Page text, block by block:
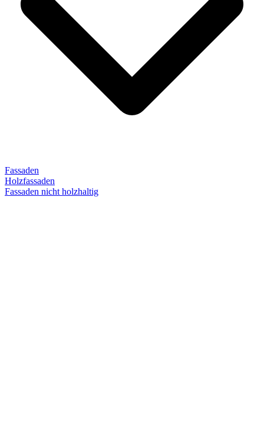
Fassaden
Holzfassaden
Fassaden nicht holzhaltig